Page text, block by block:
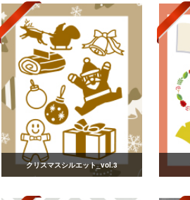
クリスマスシルエット_vol.3